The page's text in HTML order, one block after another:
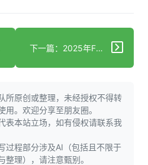
下一篇：2025年FDA肿瘤学十大批准亮点
所原创或整理，未经授权不得转
。欢迎分享至朋友圈。
表本站立场，如有侵权请联系我
过程部分涉及AI（包括且不限于
理），请注意甄别。